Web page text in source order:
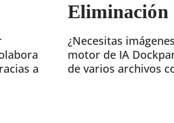
a
Eliminación
¿Necesitas
motor de IA
de varios archivos